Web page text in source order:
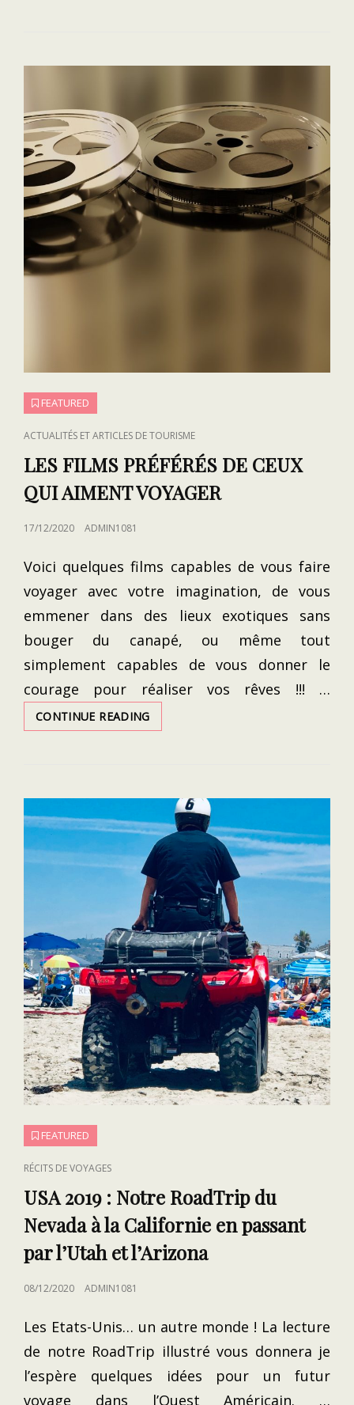
SOUS
SIGNE
DE
MARADONA
FEATURED
CAT
LINKS
ACTUALITÉS ET ARTICLES DE TOURISME
LES FILMS PRÉFÉRÉS DE CEUX
QUI AIMENT VOYAGER
POSTED
17/12/2020 ADMIN1081
Voici quelques films capables de vous faire
voyager avec votre imagination, de vous
emmener dans des lieux exotiques sans
bouger du canapé, ou même tout
simplement capables de vous donner le
courage pour réaliser vos rêves !!! …
CONTINUE READINGLES
FILMS
QUI
AIMENT
VOYAGER
FEATURED
CAT
LINKS
RÉCITS DE VOYAGES
USA 2019 : Notre RoadTrip du
Nevada à la Californie en passant
par l’Utah et l’Arizona
POSTED
08/12/2020 ADMIN1081
Les Etats-Unis… un autre monde ! La lecture
de notre RoadTrip illustré vous donnera je
l’espère quelques idées pour un futur
voyage dans l’Ouest Américain. …